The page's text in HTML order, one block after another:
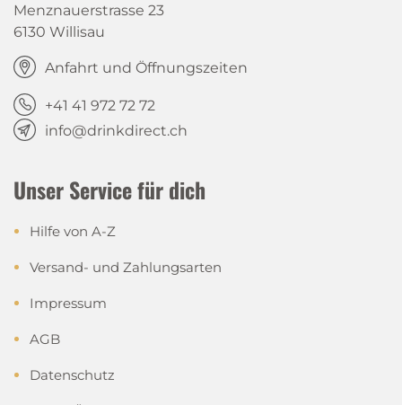
Menznauerstrasse 23
6130 Willisau
Anfahrt und Öffnungszeiten
+41 41 972 72 72
info@drinkdirect.ch
Unser Service für dich
Hilfe von A-Z
Versand- und Zahlungsarten
Impressum
AGB
Datenschutz